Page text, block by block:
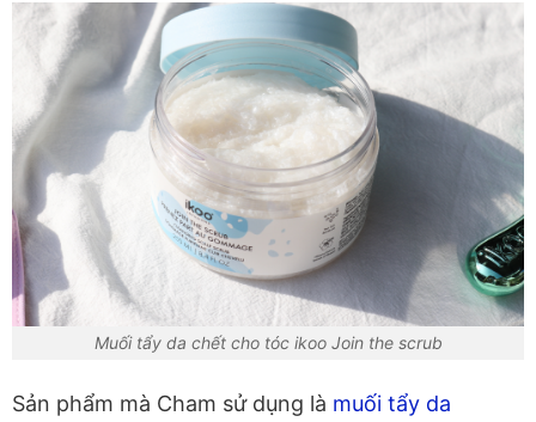
Muối tẩy da chết cho tóc ikoo Join the scrub
Sản phẩm mà Cham sử dụng là muối tẩy da